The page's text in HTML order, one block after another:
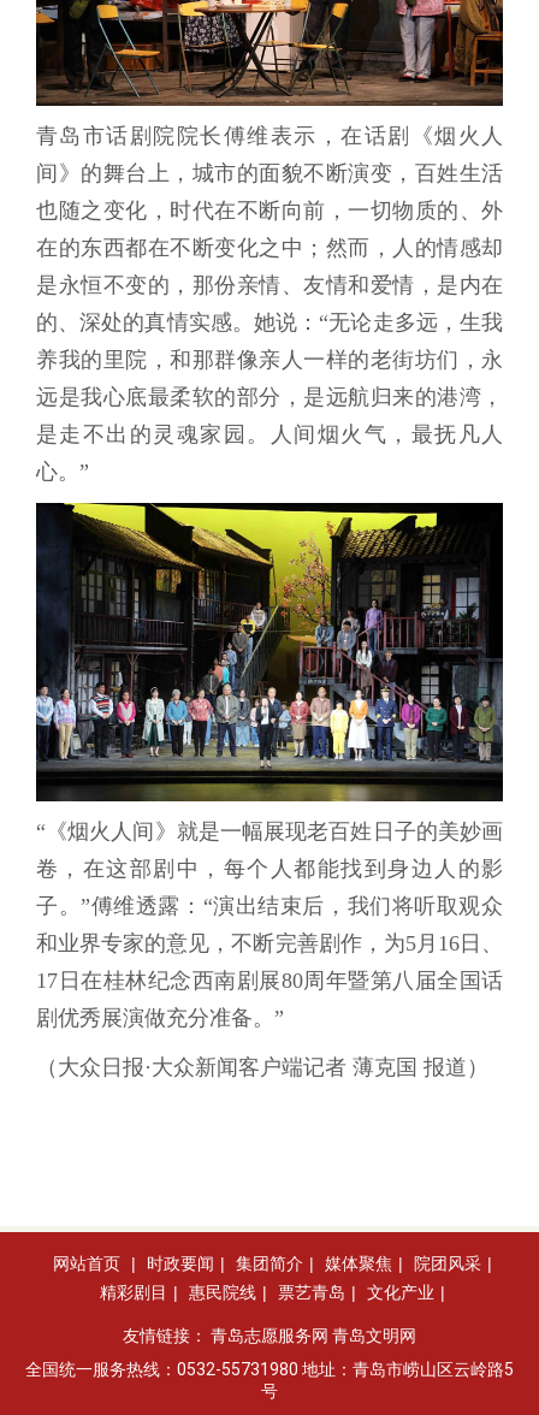
青岛市话剧院院长傅维表示，在话剧《烟火人
间》的舞台上，城市的面貌不断演变，百姓生活
也随之变化，时代在不断向前，一切物质的、外
在的东西都在不断变化之中；然而，人的情感却
是永恒不变的，那份亲情、友情和爱情，是内在
的、深处的真情实感。她说：“无论走多远，生我
养我的里院，和那群像亲人一样的老街坊们，永
远是我心底最柔软的部分，是远航归来的港湾，
是走不出的灵魂家园。人间烟火气，最抚凡人
心。”
“《烟火人间》就是一幅展现老百姓日子的美妙画
卷，在这部剧中，每个人都能找到身边人的影
子。”傅维透露：“演出结束后，我们将听取观众
和业界专家的意见，不断完善剧作，为5月16日、
17日在桂林纪念西南剧展80周年暨第八届全国话
剧优秀展演做充分准备。”
（大众日报·大众新闻客户端记者 薄克国 报道）
网站首页 | 时政要闻 | 集团简介 | 媒体聚焦 | 院团风采 |
精彩剧目 | 惠民院线 | 票艺青岛 | 文化产业 |
友情链接： 青岛志愿服务网 青岛文明网
全国统一服务热线：0532-55731980 地址：青岛市崂山区云岭路5
号